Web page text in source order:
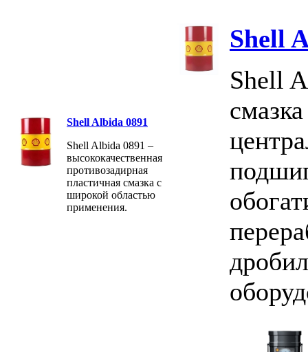
Shell Albida 0891
Shell Albida 0891 –
высококачественная
противозадирная
пластичная смазка с
широкой областью
применения.
Shell
Shell